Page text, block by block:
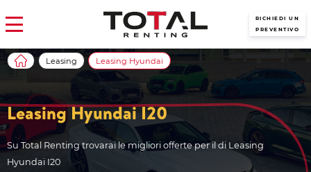
RICHIEDI UN
PREVENTIVO
Leasing Hyundai I20
Su Total Renting trovarai le migliori offerte per il di Leasing
Hyundai I20
Leasing Leasing Hyundai